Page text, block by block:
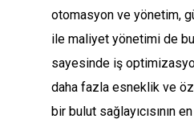
otomasyon ve yönetim,
ile maliyet yönetimi de
sayesinde iş
daha fazla esneklik ve
bir bulut sağlayıcısının